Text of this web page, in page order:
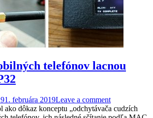
telefónov lacnou
1. februára 2019Leave a comment
ako dôkaz konceptu „odchytávača cudzích